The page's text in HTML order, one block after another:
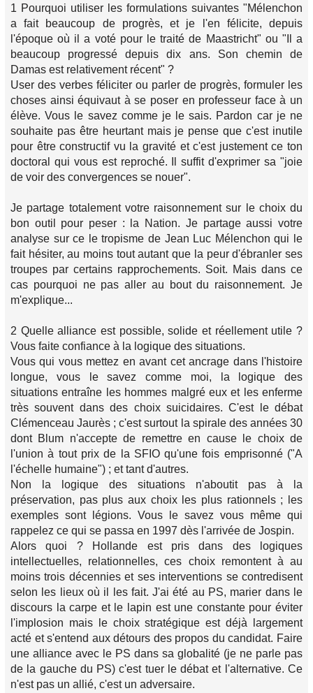
1 Pourquoi utiliser les formulations suivantes "Mélenchon
a fait beaucoup de progrès, et je l'en félicite, depuis
l'époque où il a voté pour le traité de Maastricht" ou "Il a
beaucoup progressé depuis dix ans. Son chemin de
Damas est relativement récent" ?
User des verbes féliciter ou parler de progrès, formuler les
choses ainsi équivaut à se poser en professeur face à un
élève. Vous le savez comme je le sais. Pardon car je ne
souhaite pas être heurtant mais je pense que c'est inutile
pour être constructif vu la gravité et c'est justement ce ton
doctoral qui vous est reproché. Il suffit d'exprimer sa "joie
de voir des convergences se nouer".
Je partage totalement votre raisonnement sur le choix du
bon outil pour peser : la Nation. Je partage aussi votre
analyse sur ce le tropisme de Jean Luc Mélenchon qui le
fait hésiter, au moins tout autant que la peur d'ébranler ses
troupes par certains rapprochements. Soit. Mais dans ce
cas pourquoi ne pas aller au bout du raisonnement. Je
m'explique...
2 Quelle alliance est possible, solide et réellement utile ?
Vous faite confiance à la logique des situations.
Vous qui vous mettez en avant cet ancrage dans l'histoire
longue, vous le savez comme moi, la logique des
situations entraîne les hommes malgré eux et les enferme
très souvent dans des choix suicidaires. C'est le débat
Clémenceau Jaurès ; c'est surtout la spirale des années 30
dont Blum n'accepte de remettre en cause le choix de
l'union à tout prix de la SFIO qu'une fois emprisonné ("A
l'échelle humaine") ; et tant d'autres.
Non la logique des situations n'aboutit pas à la
préservation, pas plus aux choix les plus rationnels ; les
exemples sont légions. Vous le savez vous même qui
rappelez ce qui se passa en 1997 dès l'arrivée de Jospin.
Alors quoi ? Hollande est pris dans des logiques
intellectuelles, relationnelles, ces choix remontent à au
moins trois décennies et ses interventions se contredisent
selon les lieux où il les fait. J'ai été au PS, marier dans le
discours la carpe et le lapin est une constante pour éviter
l'implosion mais le choix stratégique est déjà largement
acté et s'entend aux détours des propos du candidat. Faire
une alliance avec le PS dans sa globalité (je ne parle pas
de la gauche du PS) c'est tuer le débat et l'alternative. Ce
n'est pas un allié, c'est un adversaire.